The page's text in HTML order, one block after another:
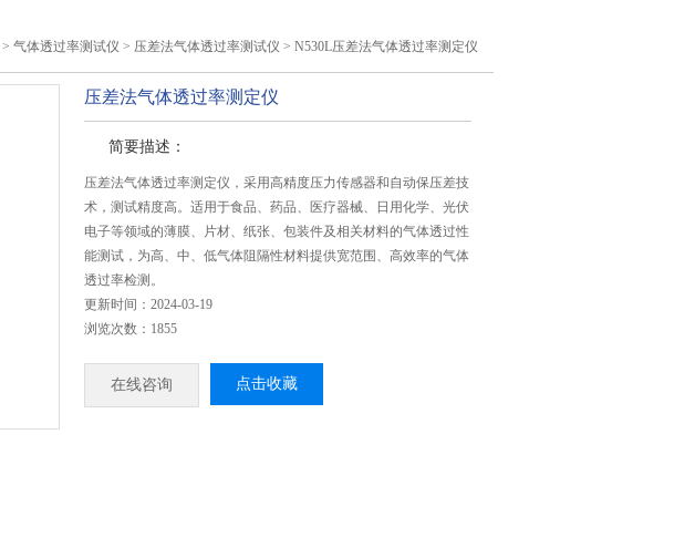
> 气体透过率测试仪 > 压差法气体透过率测试仪 > N530L压差法气体透过率测定仪
压差法气体透过率测定仪
简要描述：
压差法气体透过率测定仪，采用高精度压力传感器和自动保压差技
术，测试精度高。适用于食品、药品、医疗器械、日用化学、光伏
电子等领域的薄膜、片材、纸张、包装件及相关材料的气体透过性
能测试，为高、中、低气体阻隔性材料提供宽范围、高效率的气体
透过率检测。
更新时间：2024-03-19
浏览次数：1855
在线咨询 点击收藏